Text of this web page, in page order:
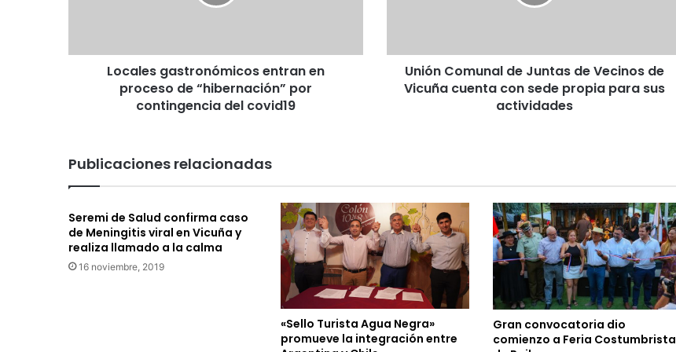
a
m
i
o
s
e
n
Locales gastronómicos entran en
proceso de “hibernación” por
contingencia del covid19
u
n
t
a
s
e
V
e
i
Unión Comunal de Juntas de Vecinos de
Vicuña cuenta con sede propia para sus
actividades
Publicaciones relacionadas
Seremi de Salud confirma caso
de Meningitis viral en Vicuña y
realiza llamado a la calma
16 noviembre, 2019
«Sello Turista Agua Negra»
promueve la integración entre
Gran convocatoria dio
comienzo a Feria Costumbrista